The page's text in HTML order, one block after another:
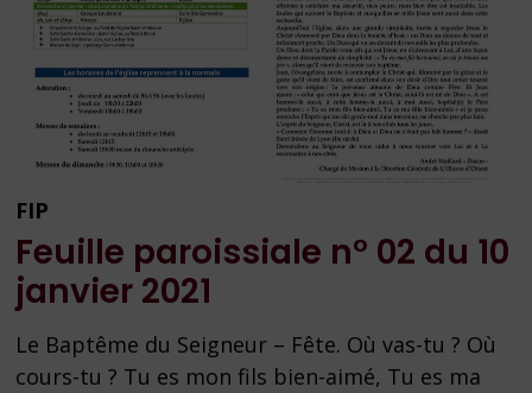
FIP
Feuille paroissiale n° 02 du 10
janvier 2021
Le Baptême du Seigneur – Fête. Où vas-tu ? Où
cours-tu ? Tu es mon fils bien-aimé, Tu es ma